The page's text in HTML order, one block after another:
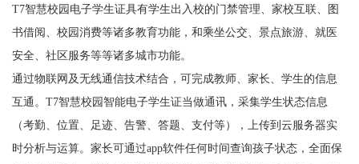
T7智慧校园电子学生证具有学生出入校的门禁管理、家校互联、图
书借阅、校园消费等诸多教育功能，和乘坐公交、景点旅游、就医
安全、社区服务等等诸多城市功能。
通过物联网及无线通信技术结合，可完成教师、家长、学生的信息
互通。T7智慧校园智能电子学生证当做通讯，采集学生状态信息
（考勤、位置、足迹、告警、答题、支付等），上传到云服务器实
时分析与运算。家长可通过app软件任何时间查询孩子状态，全面保